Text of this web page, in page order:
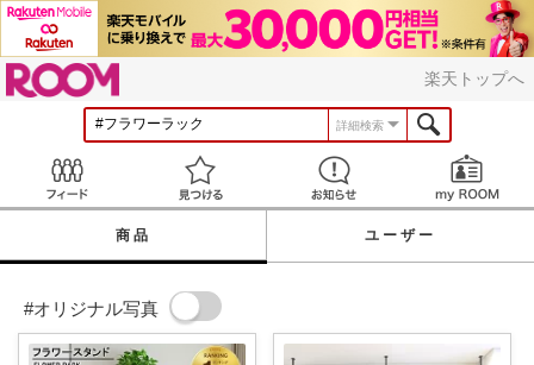
楽天トップへ
詳細検索
見つける お知らせ
商品 ユーザー
#オリジナル写真